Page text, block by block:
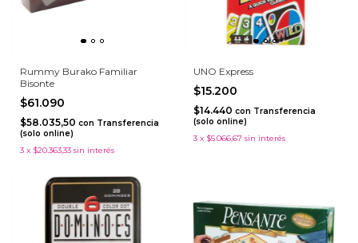
Rummy Burako Familiar
Bisonte
$61.090
$58.035,50 con Transferencia
(solo online)
3 x $20.363,33 sin interés
UNO Express
$15.200
$14.440 con Transferencia
(solo online)
3 x $5.066,67 sin interés